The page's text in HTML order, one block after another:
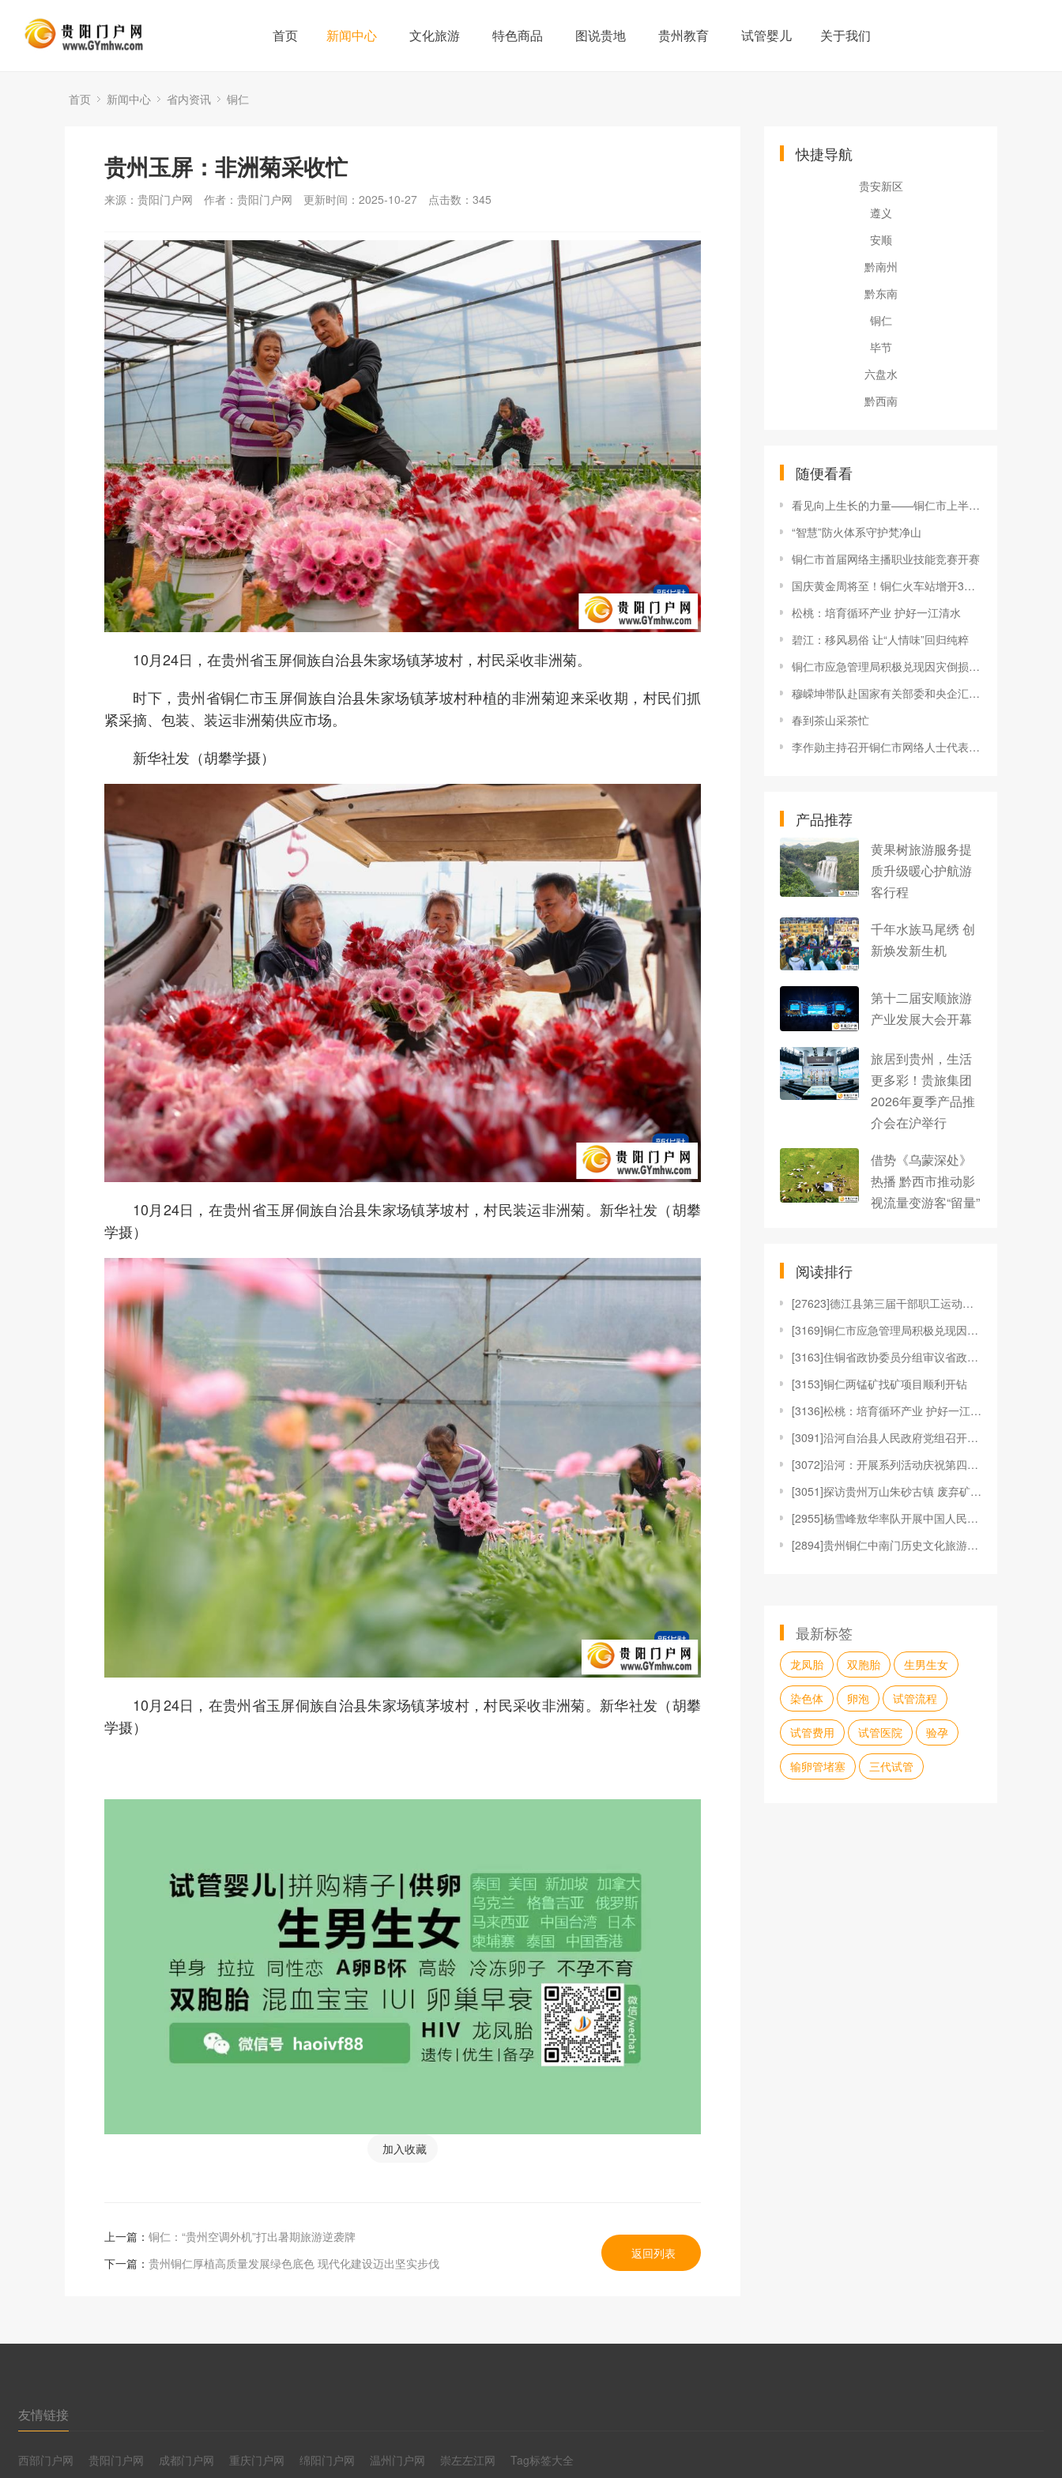
首页 新闻中心 文化旅游 特色商品 图说贵地 贵州教育 试管婴儿 关于我们
首页 新闻中心 省内资讯 铜仁
贵州玉屏：非洲菊采收忙
来源：贵阳门户网 作者：贵阳门户网 更新时间：2025-10-27 点击数： 345
10月24日，在贵州省玉屏侗族自治县朱家场镇茅坡村，村民采收非洲菊。
时下，贵州省铜仁市玉屏侗族自治县朱家场镇茅坡村种植的非洲菊迎来采收期，村民们抓
紧采摘、包装、装运非洲菊供应市场。
新华社发（胡攀学摄）
10月24日，在贵州省玉屏侗族自治县朱家场镇茅坡村，村民装运非洲菊。新华社发（胡攀
学摄）
10月24日，在贵州省玉屏侗族自治县朱家场镇茅坡村，村民采收非洲菊。新华社发（胡攀
学摄）
加入收藏
上一篇： 铜仁：“贵州空调外机”打出暑期旅游逆袭牌
下一篇： 贵州铜仁厚植高质量发展绿色底色 现代化建设迈出坚实步伐
返回列表
快捷导航
贵安新区
遵义
安顺
黔南州
黔东南
铜仁
毕节
六盘水
黔西南
随便看看
看见向上生长的力量——铜仁市上半年经济社会高质量发展观
“智慧”防火体系守护梵净山
铜仁市首届网络主播职业技能竞赛开赛
国庆黄金周将至！铜仁火车站增开3趟始发高铁
松桃：培育循环产业 护好一江清水
碧江：移风易俗 让“人情味”回归纯粹
铜仁市应急管理局积极兑现因灾倒损农房补助资金
穆嵘坤带队赴国家有关部委和央企汇报对接工作并在京开展招商考察
春到茶山采茶忙
李作勋主持召开铜仁市网络人士代表座谈会
产品推荐
黄果树旅游服务提
质升级暖心护航游
客行程
千年水族马尾绣 创
新焕发新生机
第十二届安顺旅游
产业发展大会开幕
旅居到贵州，生活
更多彩！贵旅集团
2026年夏季产品推
介会在沪举行
借势《乌蒙深处》
热播 黔西市推动影
视流量变游客“留量”
阅读排行
[27623]德江县第三届干部职工运动会开幕
[3169]铜仁市应急管理局积极兑现因灾倒损农房补助
[3163]住铜省政协委员分组审议省政协常委会工作报
[3153]铜仁两锰矿找矿项目顺利开钻
[3136]松桃：培育循环产业 护好一江清水
[3091]沿河自治县人民政府党组召开主题教育专题民
[3072]沿河：开展系列活动庆祝第四个“中国人民警
[3051]探访贵州万山朱砂古镇 废弃矿山变景区
[2955]杨雪峰敖华率队开展中国人民警察节走访慰问
[2894]贵州铜仁中南门历史文化旅游区 “烟火气”
最新标签
龙凤胎 双胞胎 生男生女
染色体 卵泡 试管流程
试管费用 试管医院 验孕
输卵管堵塞 三代试管
友情链接
西部门户网 贵阳门户网 成都门户网 重庆门户网 绵阳门户网 温州门户网 崇左左江网 Tag标签大全